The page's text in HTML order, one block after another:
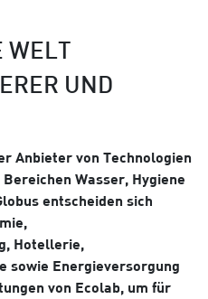
UND
Anbieter von Technologien
Wasser, Hygiene
entscheiden sich
Hotellerie,
sowie Energieversorgung
von Ecolab, um für